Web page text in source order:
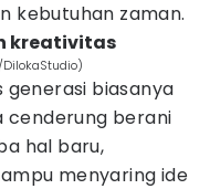
kebutuhan zaman.
kreativitas
generasi biasanya
cenderung berani
hal baru,
menyaring ide